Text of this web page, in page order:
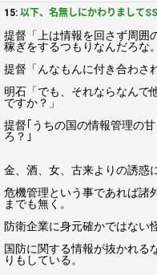
15: 以下、名無しにかわりまして
提督「上は情報を回さず周囲
稼ぎをするつもりなんだろな
提督「んなもんに付き合わさ
明石「でも、それならなんで
ですか？」
提督｢うちの国の情報管理の
ろ？｣
金、酒、女、古来よりの誘惑
危機管理という事であれば諸
までも無く。
防衛企業に身元確かではない
国防に関する情報が抜かれる
りもしている。